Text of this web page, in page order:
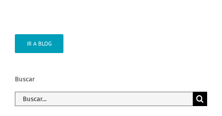
IR A BLOG
Buscar
Buscar: